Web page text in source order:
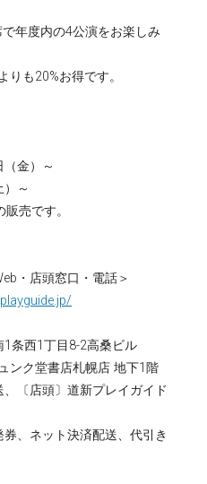
年度内の4公演をお楽しみ
も20%お得です。
（金）～
）～
売です。
・店頭窓口・電話＞
西1丁目8-2高桑ビル
書店札幌店 地下1階
店頭〕道新プレイガイド
ネット決済配送、代引き